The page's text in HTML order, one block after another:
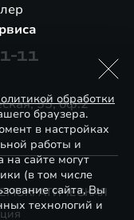
11
55, оф.2
обработки
браузера.
в настройках
работы и
на сайте могут
(в том числе
сайта, Вы
технологий и